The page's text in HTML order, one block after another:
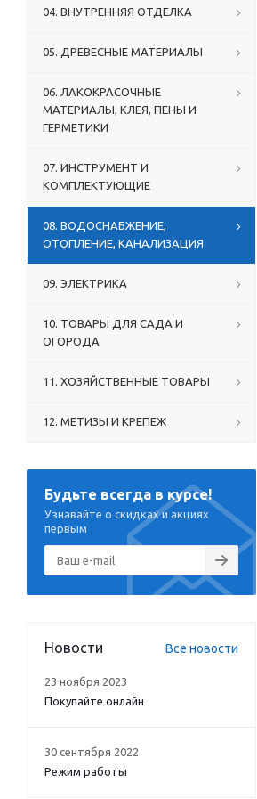
04. ВНУТРЕННЯЯ ОТДЕЛКА
05. ДРЕВЕСНЫЕ МАТЕРИАЛЫ
06. ЛАКОКРАСОЧНЫЕ
МАТЕРИАЛЫ, КЛЕЯ, ПЕНЫ И
ГЕРМЕТИКИ
07. ИНСТРУМЕНТ И
КОМПЛЕКТУЮЩИЕ
08. ВОДОСНАБЖЕНИЕ,
ОТОПЛЕНИЕ, КАНАЛИЗАЦИЯ
09. ЭЛЕКТРИКА
10. ТОВАРЫ ДЛЯ САДА И
ОГОРОДА
11. ХОЗЯЙСТВЕННЫЕ ТОВАРЫ
12. МЕТИЗЫ И КРЕПЕЖ
Будьте всегда в курсе!
Узнавайте о скидках и акциях
первым
Новости Все новости
23 ноября 2023
Покупайте онлайн
30 сентября 2022
Режим работы